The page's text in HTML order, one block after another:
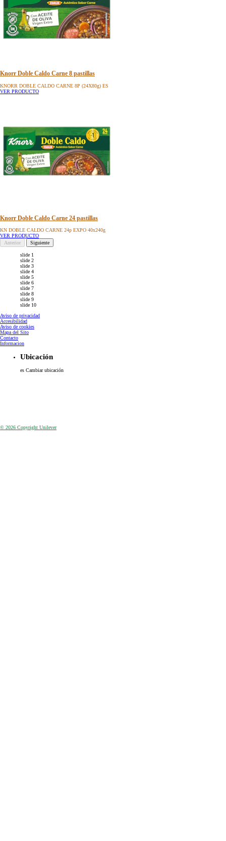
Knorr Doble Caldo Carne 8 pastillas
KNORR DOBLE CALDO CARNE 8P (24X80g) ES
VER PRODUCTO
Knorr Doble Caldo Carne 24 pastillas
KN DOBLE CALDO CARNE 24p EXPO 40x240g
VER PRODUCTO
Anterior
Siguiente
slide 1
slide 2
slide 3
slide 4
slide 5
slide 6
slide 7
slide 8
slide 9
slide 10
Aviso de privacidad
Accesibilidad
Aviso de cookies
Configurar Cookies
Mapa del Sito
Contacto